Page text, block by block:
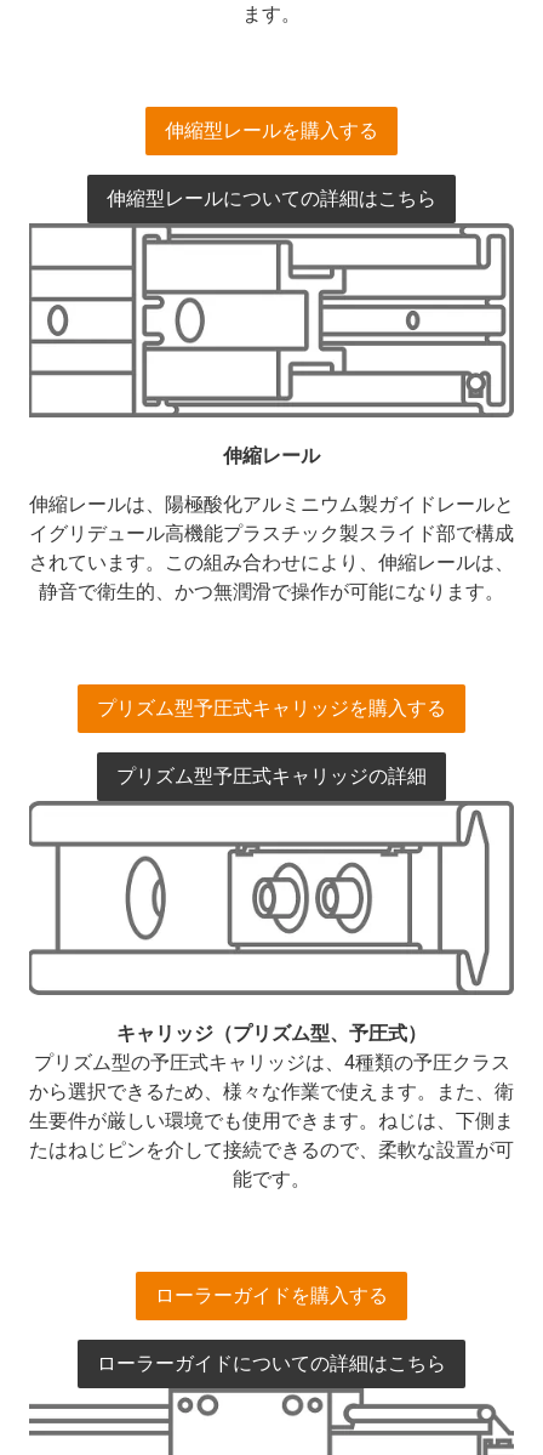
ます。
伸縮レール
伸縮レールは、陽極酸化アルミニウム製ガイドレールと
イグリデュール高機能プラスチック製スライド部で構成
されています。この組み合わせにより、伸縮レールは、
静音で衛生的、かつ無潤滑で操作が可能になります。
伸縮型レールを購入する
伸縮型レールについての詳細はこちら
キャリッジ（プリズム型、予圧式）
プリズム型の予圧式キャリッジは、4種類の予圧クラス
から選択できるため、様々な作業で使えます。また、衛
生要件が厳しい環境でも使用できます。ねじは、下側ま
たはねじピンを介して接続できるので、柔軟な設置が可
能です。
プリズム型予圧式キャリッジを購入する
プリズム型予圧式キャリッジの詳細
ローラーガイドを購入する
ローラーガイドについての詳細はこちら